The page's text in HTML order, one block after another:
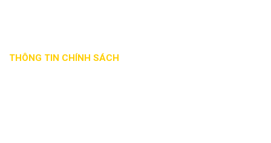
THÔNG TIN CHÍNH SÁCH